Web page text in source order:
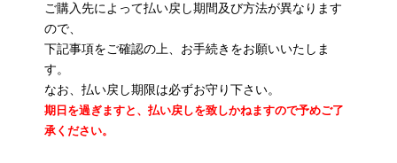
ご購入先によって払い戻し期間及び方法が異なります
ので、
下記事項をご確認の上、お手続きをお願いいたしま
す。
なお、払い戻し期限は必ずお守り下さい。
期日を過ぎますと、払い戻しを致しかねますので予めご了
承ください。